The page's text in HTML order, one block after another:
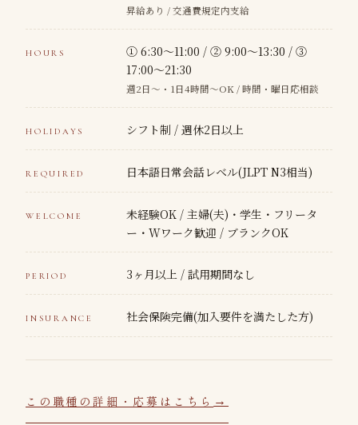
昇給あり / 交通費規定内支給
HOURS
① 6:30〜11:00 / ② 9:00〜13:30 / ③
17:00〜21:30
週2日〜・1日4時間〜OK / 時間・曜日応相談
HOLIDAYS シフト制 / 週休2日以上
REQUIRED 日本語日常会話レベル(JLPT N3相当)
WELCOME
未経験OK / 主婦(夫)・学生・フリータ
ー・Wワーク歓迎 / ブランクOK
PERIOD 3ヶ月以上 / 試用期間なし
INSURANCE 社会保険完備(加入要件を満たした方)
この職種の詳細・応募はこちら